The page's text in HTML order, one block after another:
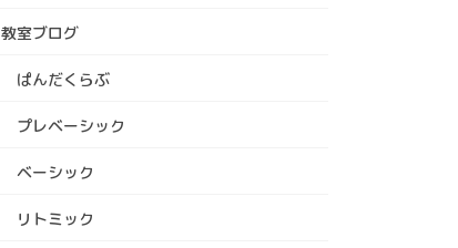
教室ブログ
ぱんだくらぶ
プレベーシック
ベーシック
リトミック